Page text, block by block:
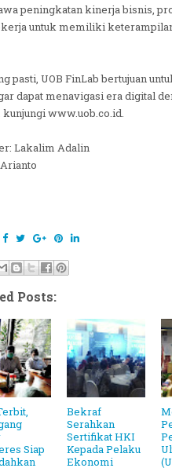
peningkatan kinerja bisnis,
untuk memiliki
pasti, UOB FinLab bertujuan
dapat menavigasi era digital
kunjungi www.uob.co.id.
Lakalim Adalin
Posts:
Siap
Bekraf
Serahkan
Sertifikat HKI
Kepada Pelaku
Ekonomi